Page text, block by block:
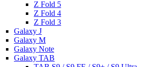
Z Fold 5
Z Fold 4
Z Fold 3
Galaxy J
Galaxy M
Galaxy Note
Galaxy TAB